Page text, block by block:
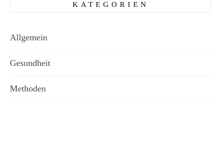
KATEGORIEN
Allgemein
Gesundheit
Methoden